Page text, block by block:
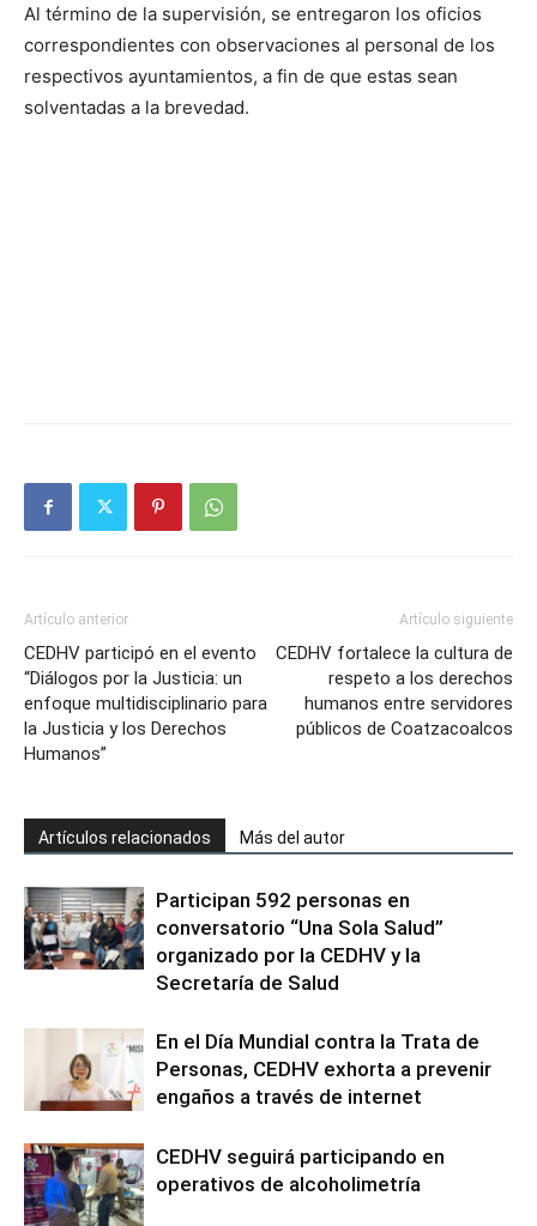
Al término de la supervisión, se entregaron los oficios
correspondientes con observaciones al personal de los
respectivos ayuntamientos, a fin de que estas sean
solventadas a la brevedad.
Artículo anterior
CEDHV participó en el evento
“Diálogos por la Justicia: un
enfoque multidisciplinario para
la Justicia y los Derechos
Humanos”
Artículo siguiente
CEDHV fortalece la cultura de
respeto a los derechos
humanos entre servidores
públicos de Coatzacoalcos
Artículos relacionados Más del autor
Participan 592 personas en
conversatorio “Una Sola Salud”
organizado por la CEDHV y la
Secretaría de Salud
En el Día Mundial contra la Trata de
Personas, CEDHV exhorta a prevenir
engaños a través de internet
CEDHV seguirá participando en
operativos de alcoholimetría